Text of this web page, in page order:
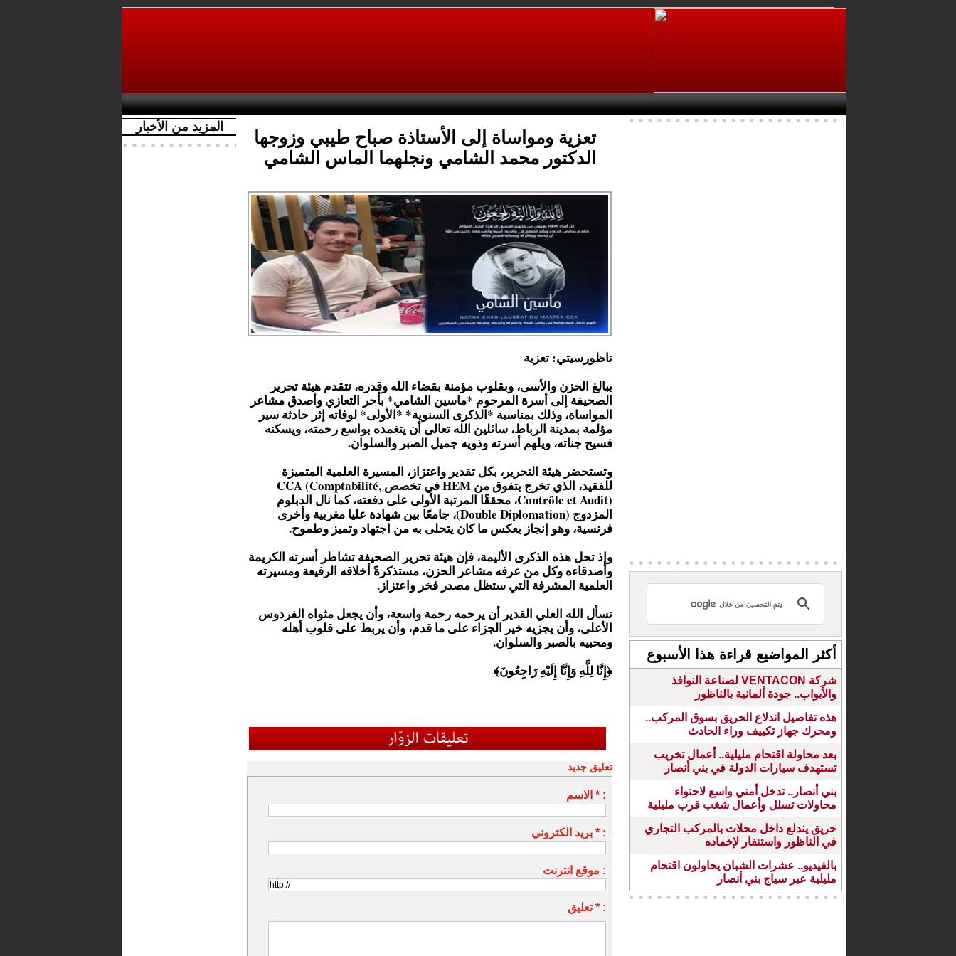
المزيد من الأخبار
تعزية ومواساة إلى الأستاذة صباح طيبي وزوجها
الدكتور محمد الشامي ونجلهما الماس الشامي
ناظورسيتي: تعزية
ببالغ الحزن والأسى، وبقلوب مؤمنة بقضاء الله وقدره، تتقدم هيئة تحرير
الصحيفة إلى أسرة المرحوم *ماسين الشامي* بأحر التعازي وأصدق مشاعر
المواساة، وذلك بمناسبة *الذكرى السنوية* *الأولى* لوفاته إثر حادثة سير
مؤلمة بمدينة الرباط، سائلين الله تعالى أن يتغمده بواسع رحمته، ويسكنه
فسيح جناته، ويلهم أسرته وذويه جميل الصبر والسلوان.
وتستحضر هيئة التحرير، بكل تقدير واعتزاز، المسيرة العلمية المتميزة
للفقيد، الذي تخرج بتفوق من HEM في تخصص CCA (Comptabilité,
Contrôle et Audit)، محققًا المرتبة الأولى على دفعته، كما نال الدبلوم
المزدوج (Double Diplomation)، جامعًا بين شهادة عليا مغربية وأخرى
فرنسية، وهو إنجاز يعكس ما كان يتحلى به من اجتهاد وتميز وطموح.
وإذ تحل هذه الذكرى الأليمة، فإن هيئة تحرير الصحيفة تشاطر أسرته الكريمة
وأصدقاءه وكل من عرفه مشاعر الحزن، مستذكرةً أخلاقه الرفيعة ومسيرته
العلمية المشرفة التي ستظل مصدر فخر واعتزاز.
نسأل الله العلي القدير أن يرحمه رحمة واسعة، وأن يجعل مثواه الفردوس
الأعلى، وأن يجزيه خير الجزاء على ما قدم، وأن يربط على قلوب أهله
ومحبيه بالصبر والسلوان.
﴿إِنَّا لِلَّهِ وَإِنَّا إِلَيْهِ رَاجِعُونَ﴾
تعليق جديد
الاسم * :
بريد الكتروني * :
موقع انترنت :
تعليق * :
أكثر المواضيع قراءة هذا الأسبوع
شركة VENTACON لصناعة النوافذ
والأبواب.. جودة ألمانية بالناظور
هذه تفاصيل اندلاع الحريق بسوق المركب..
ومحرك جهاز تكييف وراء الحادث
بعد محاولة اقتحام مليلية.. أعمال تخريب
تستهدف سيارات الدولة في بني أنصار
بني أنصار.. تدخل أمني واسع لاحتواء
محاولات تسلل وأعمال شغب قرب مليلية
حريق يندلع داخل محلات بالمركب التجاري
في الناظور واستنفار لإخماده
بالفيديو.. عشرات الشبان يحاولون اقتحام
مليلية عبر سياج بني أنصار